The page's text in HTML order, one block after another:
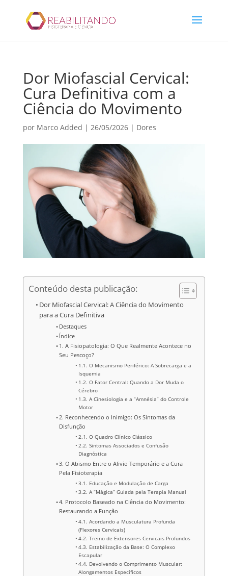
Dor Miofascial Cervical:
Cura Definitiva com a
Ciência do Movimento
por Marco Added | 26/05/2026| Dores
Conteúdo desta publicação:
Dor Miofascial Cervical: A Ciência do Movimento
para a Cura Definitiva
Destaques
Índice
1. A Fisiopatologia: O Que Realmente Acontece no
Seu Pescoço?
1.1. O Mecanismo Periférico: A Sobrecarga e a
Isquemia
1.2. O Fator Central: Quando a Dor Muda o
Cérebro
1.3. A Cinesiologia e a “Amnésia” do Controle
Motor
2. Reconhecendo o Inimigo: Os Sintomas da
Disfunção
2.1. O Quadro Clínico Clássico
2.2. Sintomas Associados e Confusão
Diagnóstica
3. O Abismo Entre o Alivio Temporário e a Cura
Pela Fisioterapia
3.1. Educação e Modulação de Carga
3.2. A “Mágica” Guiada pela Terapia Manual
4. Protocolo Baseado na Ciência do Movimento:
Restaurando a Função
4.1. Acordando a Musculatura Profunda
(Flexores Cervicais)
4.2. Treino de Extensores Cervicais Profundos
4.3. Estabilização da Base: O Complexo
Escapular
4.4. Devolvendo o Comprimento Muscular:
Alongamentos Específicos